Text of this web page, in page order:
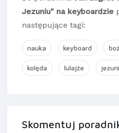
Jezuniu" na keyboardzie
następujące tagi:
nauka keyboard
kolęda lulajże
Skomentuj